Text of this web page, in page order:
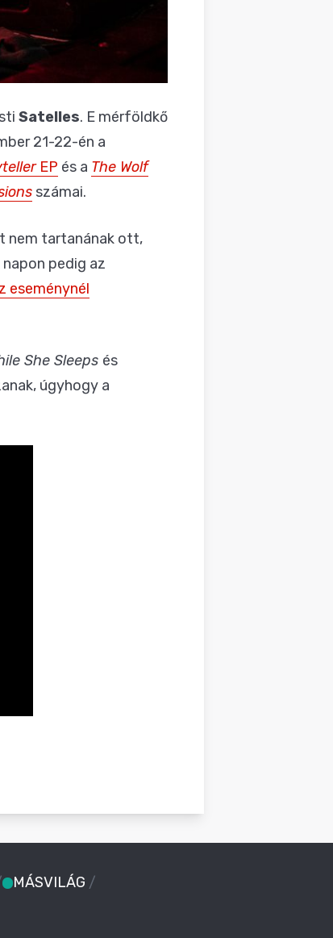
Satelles. E mérföldkő
21-22-én a
EP és a The Wolf
számai.
nem tartanának ott,
pedig az
eseménynél
She Sleeps és
úgyhogy a
MÁSVILÁG /